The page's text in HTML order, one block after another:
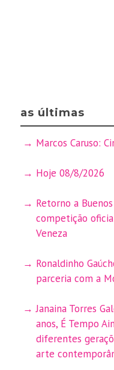
as últimas
Marcos Caruso:
Hoje 08/8/2026
Retorno a
competição
Veneza
Ronaldinho
parceria com a
Janaina Torres
anos, É Tempo
diferentes
arte